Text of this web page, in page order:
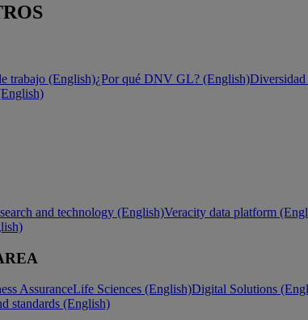
trabajo (English)¿Por qué DNV GL? (English)
and technology (English)Veracity data platform
AssuranceLife Sciences (English)Digital Solutions
standards (English)